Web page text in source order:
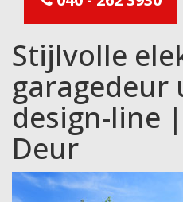
Stijlvolle
garagedeur
design-line
Deur